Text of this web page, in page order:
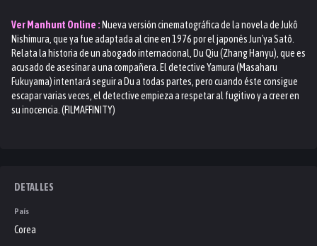
VerManhunt Online : Nueva versión cinematográfica de la novela de Jukô
Nishimura, que ya fue adaptada al cine en 1976 por el japonés Jun'ya Satô.
Relata la historia de un abogado internacional, Du Qiu (Zhang Hanyu), que es
acusado de asesinar a una compañera. El detective Yamura (Masaharu
Fukuyama) intentará seguir a Du a todas partes, pero cuando éste consigue
escapar varias veces, el detective empieza a respetar al fugitivo y a creer en
su inocencia. (FILMAFFINITY)
DETALLES
País
Corea